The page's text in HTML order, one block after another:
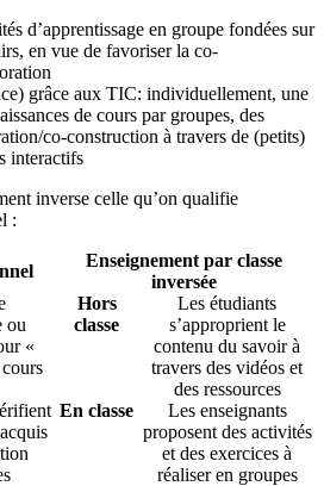
d’apprentissage en groupe fondées sur
en vue de favoriser la co-
grâce aux TIC: individuellement, une
de cours par groupes, des
co-construction à travers de (petits)
interactifs
inverse celle qu’on qualifie
:
Enseignement par classe
inversée
ou
«
Hors
classe
Les étudiants
s’approprient le
contenu du savoir à
travers des vidéos et
des ressources
En classe
Les enseignants
proposent des activités
et des exercices à
réaliser en groupes